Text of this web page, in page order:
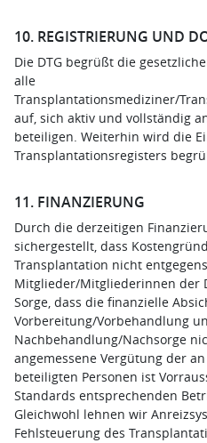
10. REGISTRIERUNG UND
Die DTG begrüßt die
alle
Transplantationsmediziner/
auf, sich aktiv und vollständig
beteiligen. Weiterhin wird die
Transplantationsregisters
11. FINANZIERUNG
Durch die derzeitigen
sichergestellt, dass
Transplantation nicht
Mitglieder/Mitgliederinnen der
Sorge, dass die finanzielle
Vorbereitung/Vorbehandlung
Nachbehandlung/Nachsorge
angemessene Vergütung der
beteiligten Personen ist
Standards entsprechenden
Gleichwohl lehnen wir
Fehlsteuerung des